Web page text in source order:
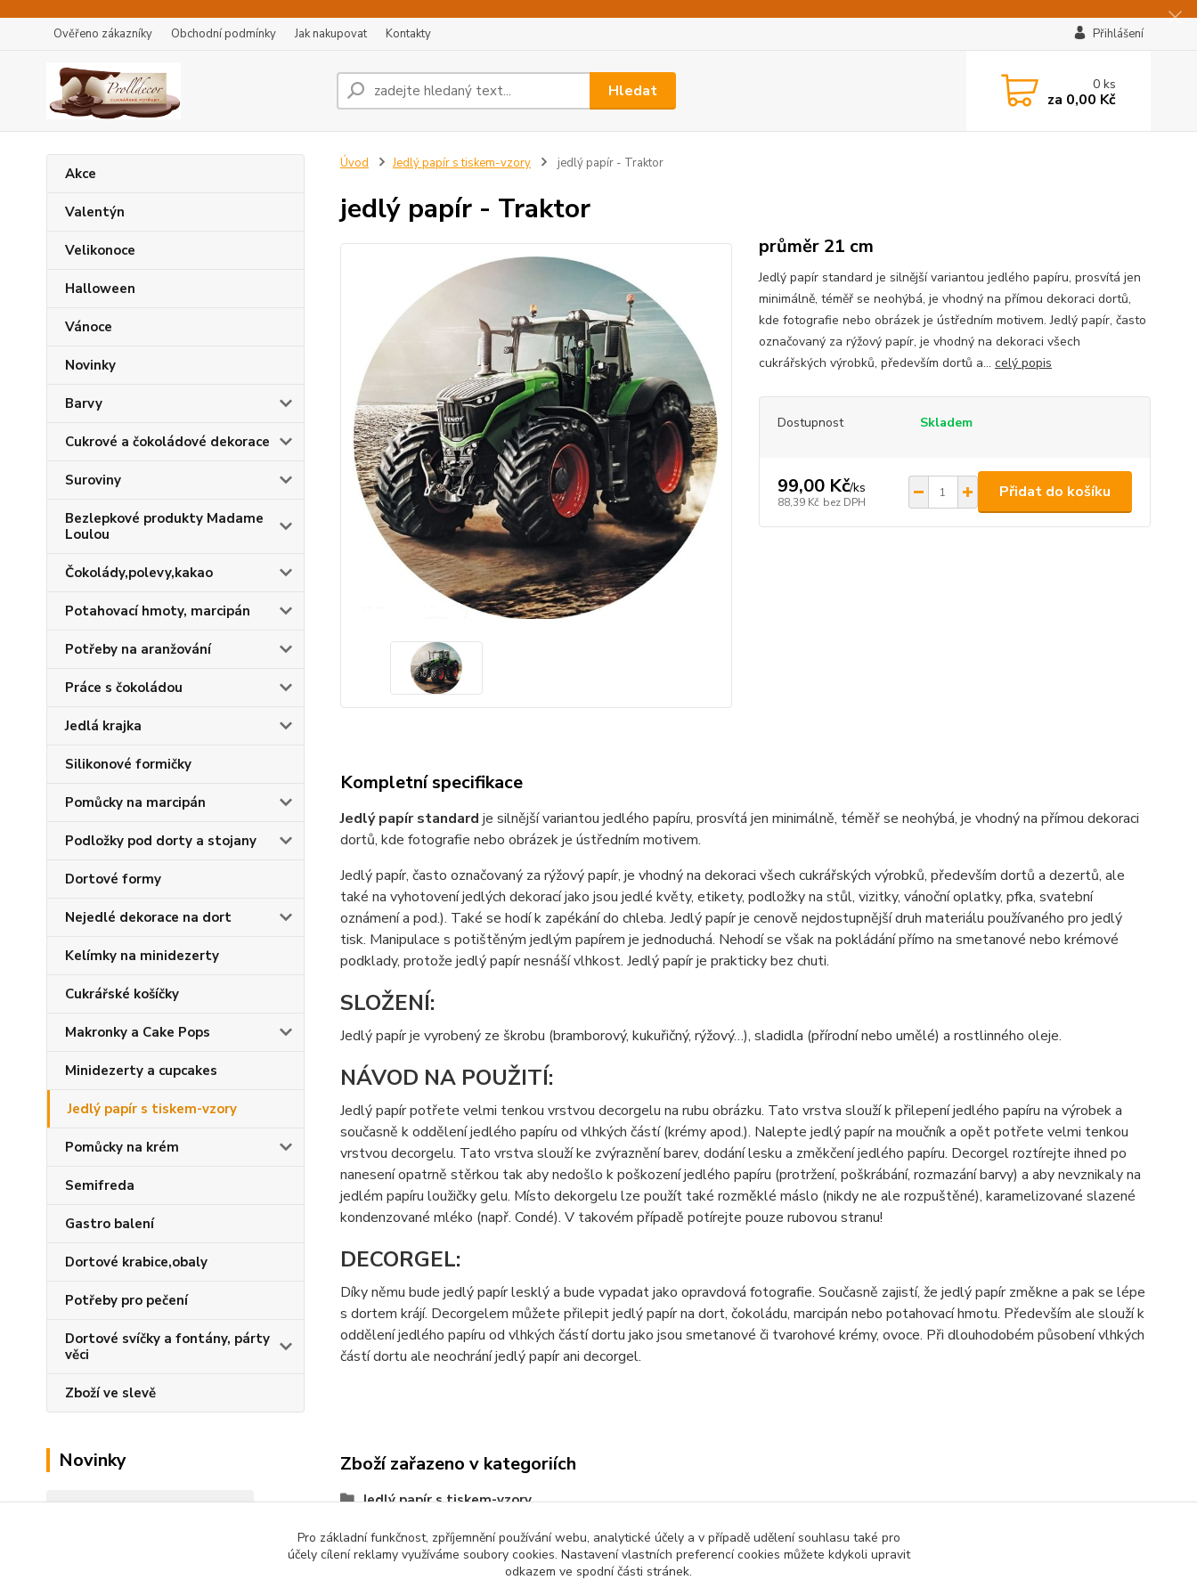
Ověřeno zákazníky Obchodní podmínky Jak nakupovat Kontakty Přihlášení
Hledat 0ks
za 0,00 Kč
Akce
Valentýn
Velikonoce
Halloween
Vánoce
Novinky
Barvy
Cukrové a čokoládové dekorace
Suroviny
Bezlepkové produkty Madame
Loulou
Čokolády,polevy,kakao
Potahovací hmoty, marcipán
Potřeby na aranžování
Práce s čokoládou
Jedlá krajka
Silikonové formičky
Pomůcky na marcipán
Podložky pod dorty a stojany
Dortové formy
Nejedlé dekorace na dort
Kelímky na minidezerty
Cukrářské košíčky
Makronky a Cake Pops
Minidezerty a cupcakes
Jedlý papír s tiskem-vzory
Pomůcky na krém
Semifreda
Gastro balení
Dortové krabice,obaly
Potřeby pro pečení
Dortové svíčky a fontány, párty
věci
Zboží ve slevě
Novinky
Zobrazit všechny novinky
Úvod Jedlý papír s tiskem-vzory jedlý papír - Traktor
jedlý papír - Traktor
průměr 21 cm
Jedlý papír standard je silnější variantou jedlého papíru, prosvítá jen
minimálně, téměř se neohýbá, je vhodný na přímou dekoraci dortů,
kde fotografie nebo obrázek je ústředním motivem. Jedlý papír, často
označovaný za rýžový papír, je vhodný na dekoraci všech
cukrářských výrobků, především dortů a... celý popis
Dostupnost Skladem
99,00 Kč/ks
88,39 Kč bez DPH
Přidat do košíku
Kompletní specifikace
Jedlý papír standard je silnější variantou jedlého papíru, prosvítá jen minimálně, téměř se neohýbá, je vhodný na přímou dekoraci
dortů, kde fotografie nebo obrázek je ústředním motivem.
Jedlý papír, často označovaný za rýžový papír, je vhodný na dekoraci všech cukrářských výrobků, především dortů a dezertů, ale
také na vyhotovení jedlých dekorací jako jsou jedlé květy, etikety, podložky na stůl, vizitky, vánoční oplatky, pfka, svatební
oznámení a pod.). Také se hodí k zapékání do chleba. Jedlý papír je cenově nejdostupnější druh materiálu používaného pro jedlý
tisk. Manipulace s potištěným jedlým papírem je jednoduchá. Nehodí se však na pokládání přímo na smetanové nebo krémové
podklady, protože jedlý papír nesnáší vlhkost. Jedlý papír je prakticky bez chuti.
SLOŽENÍ:
Jedlý papír je vyrobený ze škrobu (bramborový, kukuřičný, rýžový…), sladidla (přírodní nebo umělé) a rostlinného oleje.
NÁVOD NA POUŽITÍ:
Jedlý papír potřete velmi tenkou vrstvou decorgelu na rubu obrázku. Tato vrstva slouží k přilepení jedlého papíru na výrobek a
současně k oddělení jedlého papíru od vlhkých částí (krémy apod.). Nalepte jedlý papír na moučník a opět potřete velmi tenkou
vrstvou decorgelu. Tato vrstva slouží ke zvýraznění barev, dodání lesku a změkčení jedlého papíru. Decorgel roztírejte ihned po
nanesení opatrně stěrkou tak aby nedošlo k poškození jedlého papíru (protržení, poškrábání, rozmazání barvy) a aby nevznikaly na
jedlém papíru loužičky gelu. Místo dekorgelu lze použít také rozměklé máslo (nikdy ne ale rozpuštěné), karamelizované slazené
kondenzované mléko (např. Condé). V takovém případě potírejte pouze rubovou stranu!
DECORGEL:
Díky němu bude jedlý papír lesklý a bude vypadat jako opravdová fotografie. Současně zajistí, že jedlý papír změkne a pak se lépe
s dortem krájí. Decorgelem můžete přilepit jedlý papír na dort, čokoládu, marcipán nebo potahovací hmotu. Především ale slouží k
oddělení jedlého papíru od vlhkých částí dortu jako jsou smetanové či tvarohové krémy, ovoce. Při dlouhodobém působení vlhkých
částí dortu ale neochrání jedlý papír ani decorgel.
Zboží zařazeno v kategoriích
Jedlý papír s tiskem-vzory
Pro základní funkčnost, zpříjemnění používání webu, analytické účely a v případě udělení souhlasu také pro
účely cílení reklamy využíváme soubory cookies. Nastavení vlastních preferencí cookies můžete kdykoli upravit
odkazem ve spodní části stránek.